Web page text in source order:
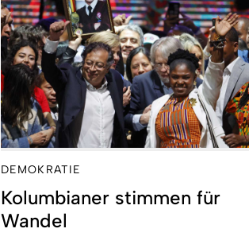
DEMOKRATIE
Kolumbianer stimmen für
Wandel